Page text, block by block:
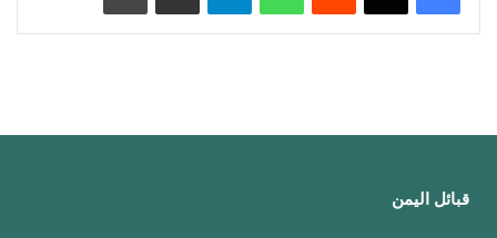
قبائل اليمن